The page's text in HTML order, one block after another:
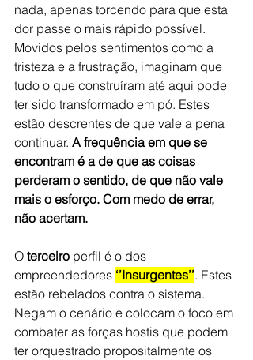
nada, apenas torcendo para que esta
dor passe o mais rápido possível.
Movidos pelos sentimentos como a
tristeza e a frustração, imaginam que
tudo o que construíram até aqui pode
ter sido transformado em pó. Estes
estão descrentes de que vale a pena
continuar. A frequência em que se
encontram é a de que as coisas
perderam o sentido, de que não vale
mais o esforço. Com medo de errar,
não acertam.
O terceiro perfil é o dos
empreendedores ‘’Insurgentes’’. Estes
estão rebelados contra o sistema.
Negam o cenário e colocam o foco em
combater as forças hostis que podem
ter orquestrado propositalmente os